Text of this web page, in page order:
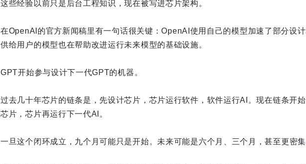
这些经验以前只是后台工程知识，现在被写进芯片架构。
在OpenAI的官方新闻稿里有一句话很关键：OpenAI使用自己的模型加速了部分设
供给用户的模型也在帮助改进运行未来模型的基础设施。
GPT开始参与设计下一代GPT的机器。
过去几十年芯片的链条是，先设计芯片，芯片运行软件，软件运行AI。现在链条开
芯片，芯片再运行下一代AI。
一旦这个闭环成立，九个月可能只是开始。未来可能是六个月、三个月，甚至更密